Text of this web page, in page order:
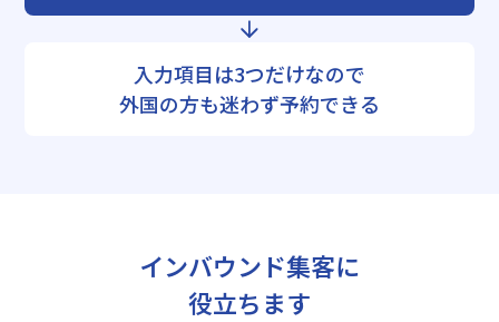
入力項目は3つだけなので
外国の方も迷わず予約できる
インバウンド集客に
役立ちます